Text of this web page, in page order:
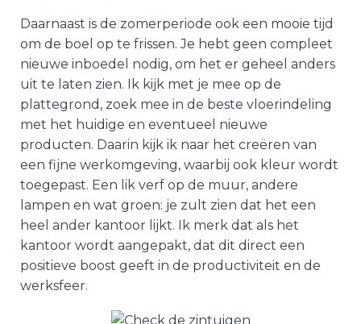
Daarnaast is de zomerperiode ook een mooie tijd
om de boel op te frissen. Je hebt geen compleet
nieuwe inboedel nodig, om het er geheel anders
uit te laten zien. Ik kijk met je mee op de
plattegrond, zoek mee in de beste vloerindeling
met het huidige en eventueel nieuwe
producten. Daarin kijk ik naar het creëren van
een fijne werkomgeving, waarbij ook kleur wordt
toegepast. Een lik verf op de muur, andere
lampen en wat groen: je zult zien dat het een
heel ander kantoor lijkt. Ik merk dat als het
kantoor wordt aangepakt, dat dit direct een
positieve boost geeft in de productiviteit en de
werksfeer.